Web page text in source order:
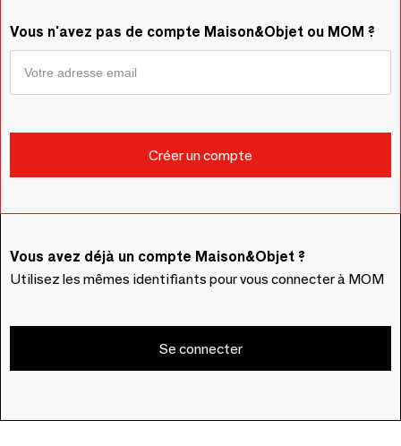
Vous n'avez pas de compte Maison&Objet ou MOM ?
Vous avez déjà un compte Maison&Objet ?
Utilisez les mêmes identifiants pour vous connecter à MOM
Se connecter